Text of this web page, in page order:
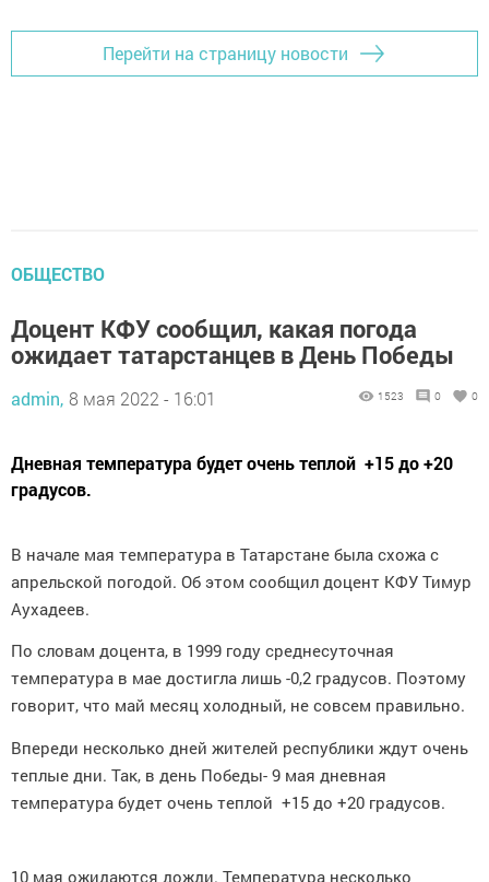
Перейти на страницу новости
ОБЩЕСТВО
Доцент КФУ сообщил, какая погода
ожидает татарстанцев в День Победы
admin, 8 мая 2022 - 16:01 1523 0 0
Дневная температура будет очень теплой +15 до +20
градусов.
В начале мая температура в Татарстане была схожа с
апрельской погодой. Об этом сообщил доцент КФУ Тимур
Аухадеев.
По словам доцента, в 1999 году среднесуточная
температура в мае достигла лишь -0,2 градусов. Поэтому
говорит, что май месяц холодный, не совсем правильно.
Впереди несколько дней жителей республики ждут очень
теплые дни. Так, в день Победы- 9 мая дневная
температура будет очень теплой +15 до +20 градусов.
10 мая ожидаются дожди. Температура несколько